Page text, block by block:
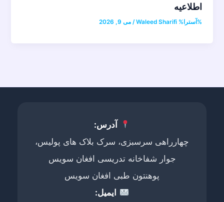
اطلاعیه
%آسترا% Waleed Sharifi
/می 9, 2026
آدرس:
چهارراهی سرسبزی، سرک بلاک های پولیس،
جوار شفاخانه تدریسی افغان سویس
پوهنتون طبی افغان سویس
ایمیل: